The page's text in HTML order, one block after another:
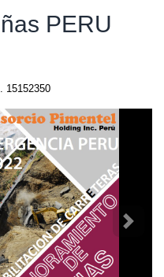
PERU
15152350